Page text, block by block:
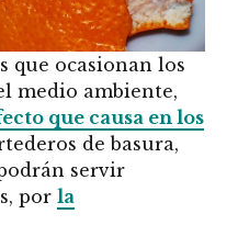
que ocasionan los
medio ambiente,
que causa en los
de basura,
servir
por la